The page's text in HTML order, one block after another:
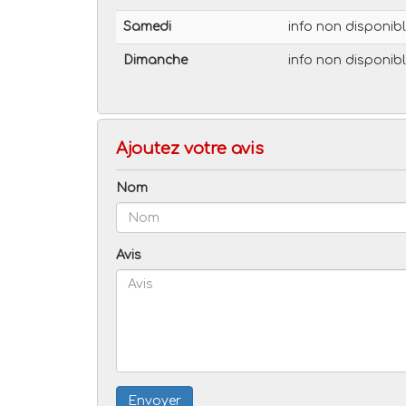
Samedi info non
Dimanche info non
Ajoutez votre avis
Nom
Avis
Envoyer